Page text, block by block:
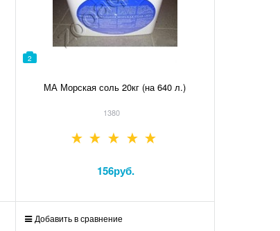
2
МА Морская соль 20кг (на 640 л.)
1380
156руб.
Добавить в сравнение